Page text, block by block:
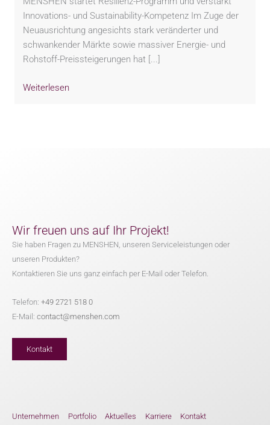
Innovations- und Sustainability-Kompetenz Im Zuge der
Neuausrichtung angesichts stark veränderter und
schwankender Märkte sowie massiver Energie- und
Rohstoff-Preissteigerungen hat [...]
Weiterlesen
Wir freuen uns auf Ihr Projekt!
Sie haben Fragen zu MENSHEN, unseren Serviceleistungen oder
unseren Produkten?
Kontaktieren Sie uns ganz einfach per E-Mail oder Telefon.
Telefon: +49 2721 518 0
E-Mail: contact@menshen.com
Kontakt
Unternehmen Portfolio Aktuelles Karriere Kontakt